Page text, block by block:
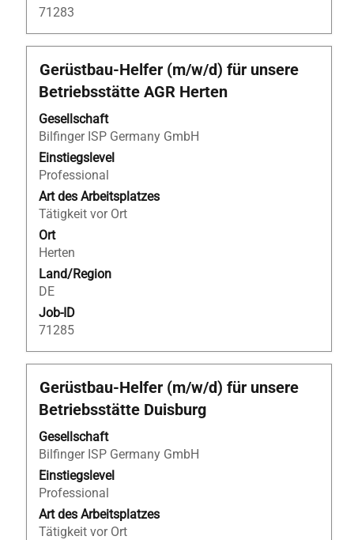
71283
Stellenbezeichnung
Gerüstbau-Helfer (m/w/d) für unsere
Betriebsstätte AGR Herten
Gesellschaft
Bilfinger ISP Germany GmbH
Einstiegslevel
Professional
Art des Arbeitsplatzes
Tätigkeit vor Ort
Ort
Herten
Land/Region
DE
Job-ID
71285
Drücken
Sie
die
Leertaste,
um
die
Stelleninformationen
vollständig
anzuzeigen.
Stellenbezeichnung
Gerüstbau-Helfer (m/w/d) für unsere
Betriebsstätte Duisburg
Gesellschaft
Bilfinger ISP Germany GmbH
Einstiegslevel
Professional
Art des Arbeitsplatzes
Tätigkeit vor Ort
Drücken
Sie
die
Leertaste,
um
die
Stelleninformationen
vollständig
anzuzeigen.